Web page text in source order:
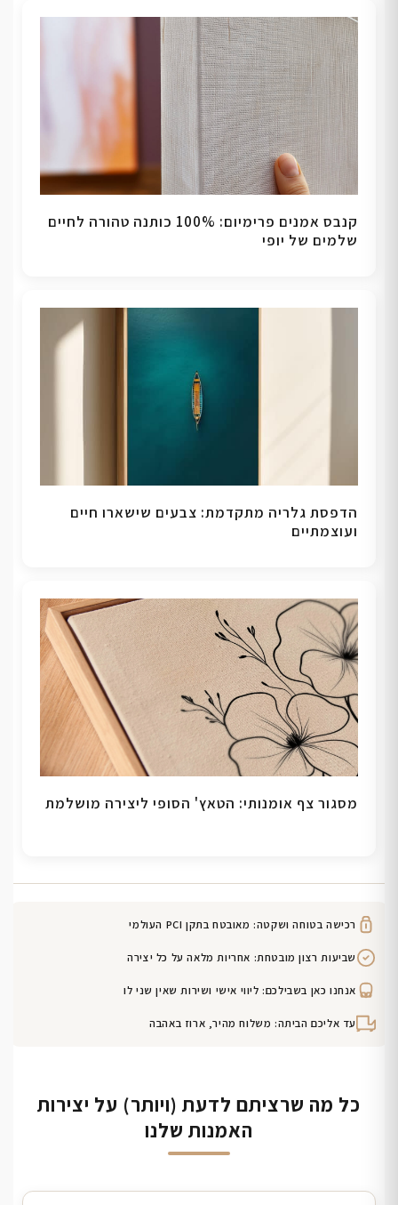
קנבס אמנים פרימיום: 100% כותנה טהורה לחיים
שלמים של יופי
הדפסת גלריה מתקדמת: צבעים שישארו חיים
ועוצמתיים
מסגור צף אומנותי: הטאץ' הסופי ליצירה מושלמת
רכישה בטוחה ושקטה: מאובטח בתקן PCI העולמי
שביעות רצון מובטחת: אחריות מלאה על כל יצירה
אנחנו כאן בשבילכם: ליווי אישי ושירות שאין שני לו
עד אליכם הביתה: משלוח מהיר, ארוז באהבה
כל מה שרציתם לדעת (ויותר) על יצירות
האמנות שלנו